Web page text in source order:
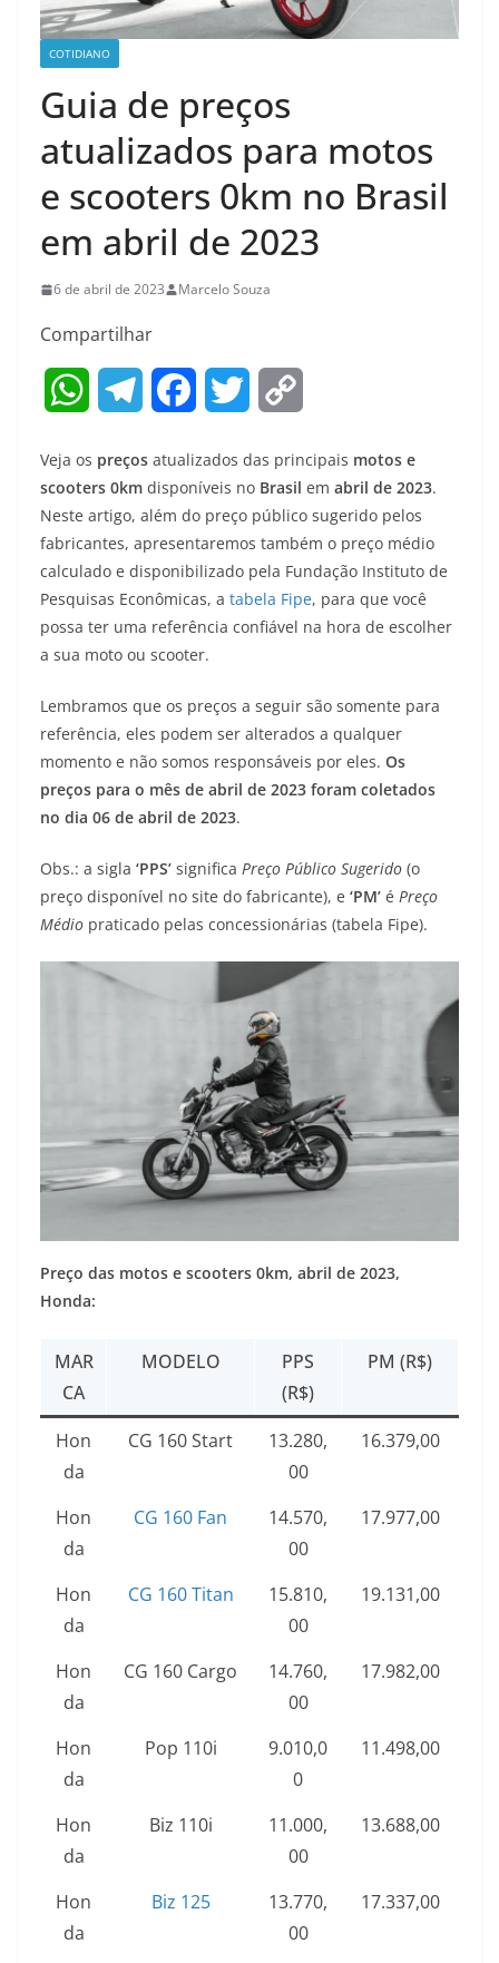
COTIDIANO
Guia de preços
atualizados para motos
e scooters 0km no Brasil
em abril de 2023
6 de abril de 2023 Marcelo Souza
Compartilhar
W
a
t
s
A
p
p
e
g
r
a
m
c
e
b
o
o
k
i
t
t
e
p
y
L
i
k
Veja os preços atualizados das principais motos e
scooters 0km disponíveis no Brasil em abril de 2023.
Neste artigo, além do preço público sugerido pelos
fabricantes, apresentaremos também o preço médio
calculado e disponibilizado pela Fundação Instituto de
Pesquisas Econômicas, a tabela Fipe, para que você
possa ter uma referência confiável na hora de escolher
a sua moto ou scooter.
Lembramos que os preços a seguir são somente para
referência, eles podem ser alterados a qualquer
momento e não somos responsáveis por eles. Os
preços para o mês de abril de 2023 foram coletados
no dia 06 de abril de 2023.
Obs.: a sigla ‘PPS’ significa Preço Público Sugerido (o
preço disponível no site do fabricante), e ‘PM’ é Preço
Médio praticado pelas concessionárias (tabela Fipe).
Preço das motos e scooters 0km, abril de 2023,
Honda:
MAR
CA
MODELO
PPS
(R$)
PM (R$)
Hon
da
CG 160 Start
13.280,
00
16.379,00
Hon
da
CG 160 Fan
14.570,
00
17.977,00
Hon
da
CG 160 Titan
15.810,
00
19.131,00
Hon
da
CG 160 Cargo
14.760,
00
17.982,00
Hon
da
Pop 110i
9.010,0
0
11.498,00
Hon
da
Biz 110i
11.000,
00
13.688,00
Hon
da
Biz 125
13.770,
00
17.337,00